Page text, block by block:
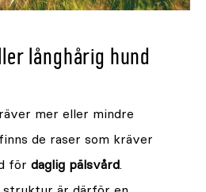
långhårig hund
mer eller mindre
de raser som kräver
för daglig pälsvård.